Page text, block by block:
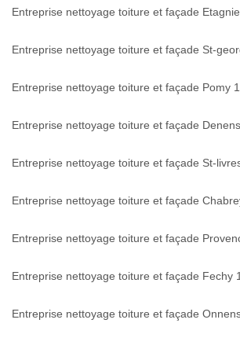
Entreprise nettoyage toiture et façade
Entreprise nettoyage toiture et façade St-
Entreprise nettoyage toiture et façade Pomy
Entreprise nettoyage toiture et façade
Entreprise nettoyage toiture et façade St-
Entreprise nettoyage toiture et façade
Entreprise nettoyage toiture et façade
Entreprise nettoyage toiture et façade Fechy
Entreprise nettoyage toiture et façade